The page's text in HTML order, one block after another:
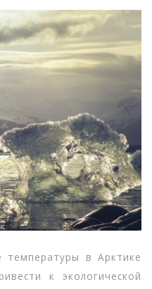
в Арктике
к экологической